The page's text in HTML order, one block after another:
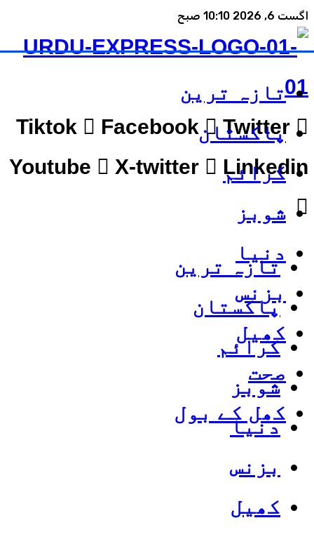
اگست 6, 2026 10:10 صبح
Tiktok Facebook
Twitter
Youtube
X-twitter Linkedin
تازہ ترین
پاکستان
کرائم
شوبز
دنیا
بزنس
کھیل
تازہ ترین
پاکستان
کرائم
شوبز
دنیا
بزنس
کھیل
صحت
کھل کے بول